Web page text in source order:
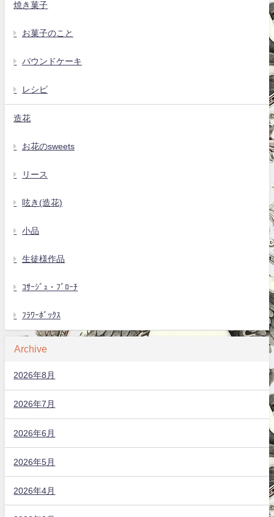
焼き菓子
お菓子のこと
パウンドケーキ
レシピ
造花
お花のsweets
リース
呟き(造花)
小品
生徒様作品
ｺｻｰｼﾞｭ・ﾌﾞﾛｰﾁ
ﾌﾗﾜｰﾎﾞｯｸｽ
Archive
2026年8月
2026年7月
2026年6月
2026年5月
2026年4月